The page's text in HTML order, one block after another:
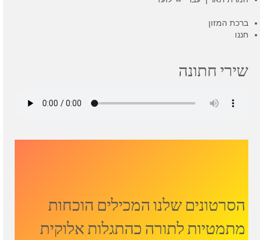
ברכת המזון
חננו
שירי חתונה
הסרטונים שלנו המכילים הוכחות
מתמטיות לתורה כהתגלות אלוקית